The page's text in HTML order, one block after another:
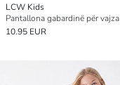
LCW Kids
Pantallona gabardinë për vajza
10.95 EUR